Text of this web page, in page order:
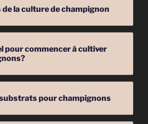
de la culture de champignon
pour commencer à cultiver
pour champignons